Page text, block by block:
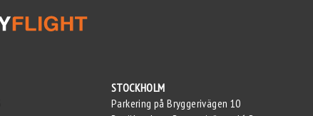
STOCKHOLM
Parkering på Bryggerivägen 10